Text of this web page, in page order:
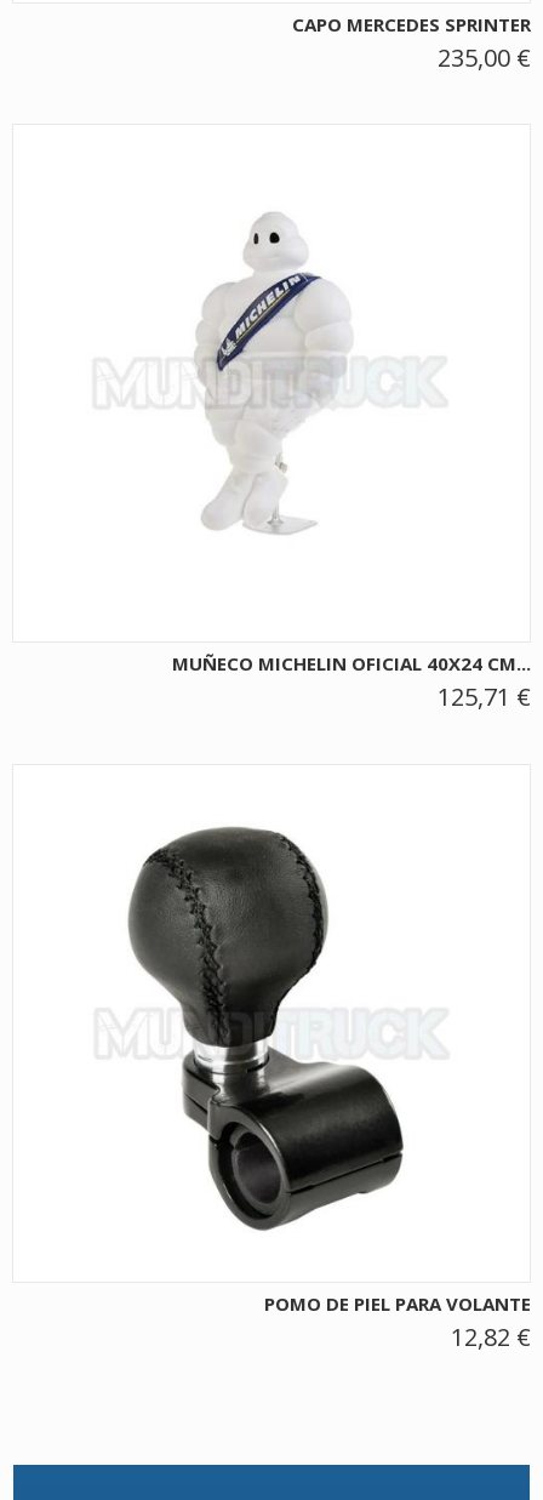
CAPO MERCEDES SPRINTER
235,00 €
MUÑECO MICHELIN OFICIAL 40X24 CM...
125,71 €
POMO DE PIEL PARA VOLANTE
12,82 €